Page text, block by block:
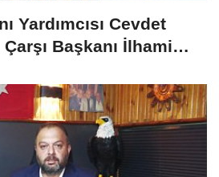
Yardımcısı Cevdet
Çarşı Başkanı İlhami